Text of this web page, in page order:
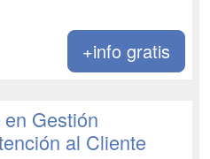
+info gratis
Gestión
al Cliente